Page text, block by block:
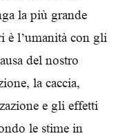
la più grande
è l’umanità con gli
del nostro
la caccia,
e gli effetti
le stime in